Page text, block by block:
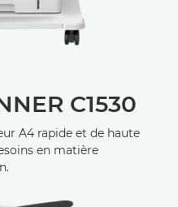
C1530
A4 rapide et de haute
en matière